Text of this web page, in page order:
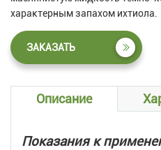
характерным запахом ихтиола.
ЗАКАЗАТЬ
Описание
Показания к